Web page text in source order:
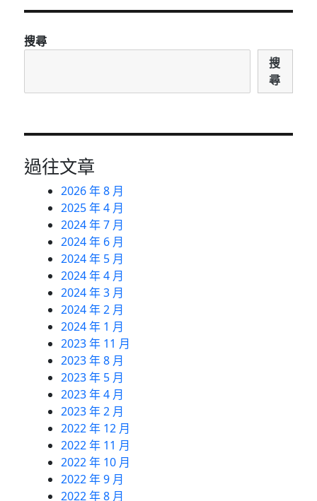
搜尋
搜
尋
過往文章
2026 年 8 月
2025 年 4 月
2024 年 7 月
2024 年 6 月
2024 年 5 月
2024 年 4 月
2024 年 3 月
2024 年 2 月
2024 年 1 月
2023 年 11 月
2023 年 8 月
2023 年 5 月
2023 年 4 月
2023 年 2 月
2022 年 12 月
2022 年 11 月
2022 年 10 月
2022 年 9 月
2022 年 8 月